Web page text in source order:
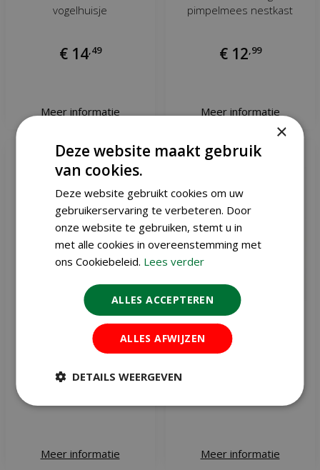
vogelhuisje
€ 14 49
Meer informatie
pimpelmees nestkast
€ 12 99
Meer informatie
Nestkast san diego
Meer informatie
Nestkast vail
Meer informatie
×
Deze website maakt gebruik
van cookies.
Deze website gebruikt cookies om uw
gebruikerservaring te verbeteren. Door
onze website te gebruiken, stemt u in
met alle cookies in overeenstemming met
ons Cookiebeleid. Lees verder
ALLES ACCEPTEREN
ALLES AFWIJZEN
DETAILS WEERGEVEN